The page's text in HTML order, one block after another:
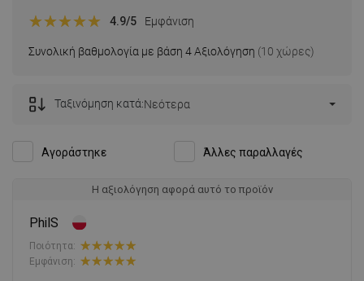
Συνολική βαθμολογία με βάση 4 Αξιολόγηση (10 χώρες)
4.9/5 Εμφάνιση
Αγοράστηκε Άλλες παραλλαγές
Ταξινόμηση κατά:Νεότερα
Η αξιολόγηση αφορά αυτό το προϊόν
PhilS
Ποιότητα:
Εμφάνιση: